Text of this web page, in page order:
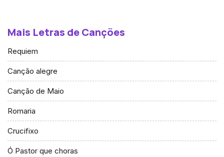
Mais Letras de Canções
Requiem
Canção alegre
Canção de Maio
Romaria
Crucifixo
Ó Pastor que choras